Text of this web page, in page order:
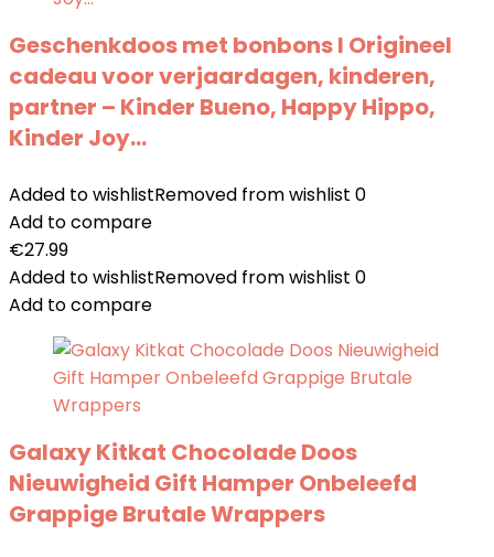
Geschenkdoos met bonbons I Origineel
cadeau voor verjaardagen, kinderen,
partner – Kinder Bueno, Happy Hippo,
Kinder Joy…
Added to wishlistRemoved from wishlist 0
Add to compare
€27.99
Added to wishlistRemoved from wishlist 0
Add to compare
Galaxy Kitkat Chocolade Doos
Nieuwigheid Gift Hamper Onbeleefd
Grappige Brutale Wrappers